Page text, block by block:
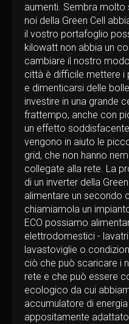
aumenti. Sembra
noi della Green Cell
il vostro portafoglio
kilowatt non abbia un
cambiare il nostro
città è difficile mettere i
e dimenticarsi delle
investire in una grande
frattempo, anche con
un effetto
vengono in aiuto le
grid, che non hanno
collegate alla rete. La
di un inverter della
alimentare un secondo
chiamiamola un
ECO possiamo
elettrodomestici -
lavastoviglie o
ciò che può scaricare i
rete e che può essere
ecologico da cui
accumulatore di
appositamente